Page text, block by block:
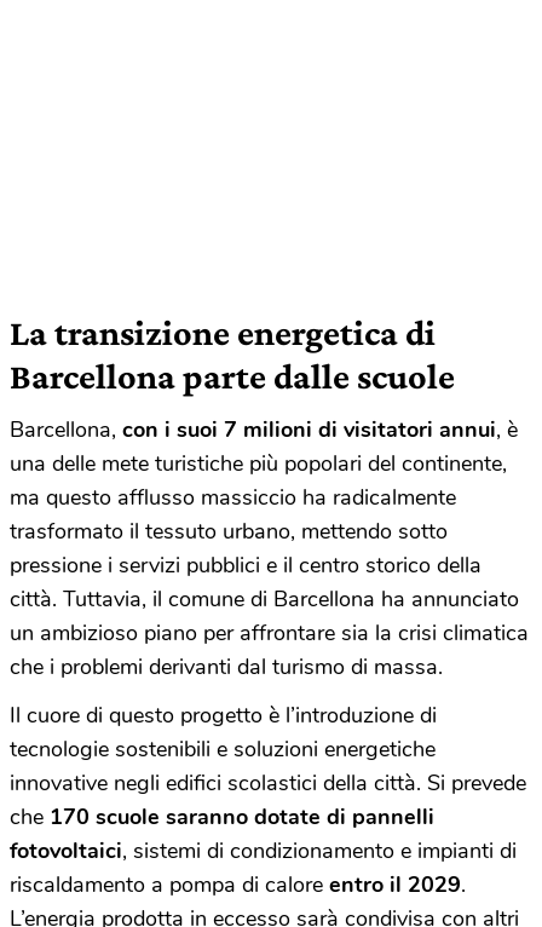
La transizione energetica di
Barcellona parte dalle scuole
Barcellona, con i suoi 7 milioni di visitatori annui, è
una delle mete turistiche più popolari del continente,
ma questo afflusso massiccio ha radicalmente
trasformato il tessuto urbano, mettendo sotto
pressione i servizi pubblici e il centro storico della
città. Tuttavia, il comune di Barcellona ha annunciato
un ambizioso piano per affrontare sia la crisi climatica
che i problemi derivanti dal turismo di massa.
Il cuore di questo progetto è l’introduzione di
tecnologie sostenibili e soluzioni energetiche
innovative negli edifici scolastici della città. Si prevede
che 170 scuole saranno dotate di pannelli
fotovoltaici, sistemi di condizionamento e impianti di
riscaldamento a pompa di calore entro il 2029.
L’energia prodotta in eccesso sarà condivisa con altri